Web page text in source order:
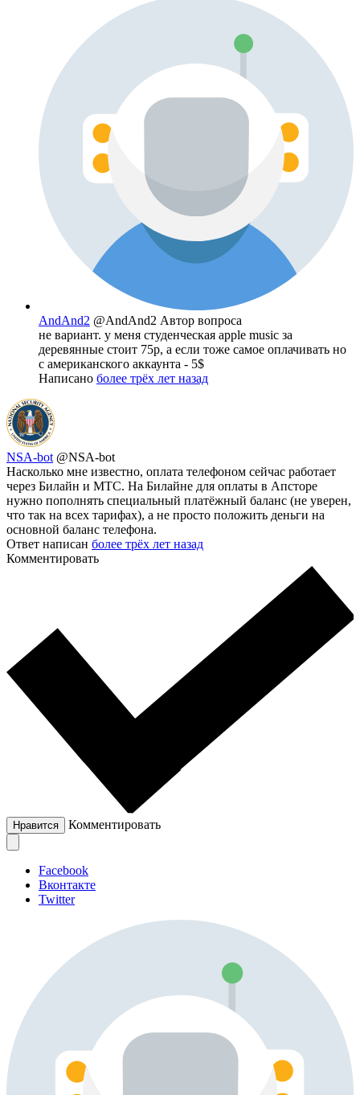
AndAnd2 @AndAnd2 Автор вопроса
не вариант. у меня студенческая apple music за
деревянные стоит 75р, а если тоже самое оплачивать но
с американского аккаунта - 5$
Написано более трёх лет назад
NSA-bot @NSA-bot
Насколько мне известно, оплата телефоном сейчас работает
через Билайн и МТС. На Билайне для оплаты в Апсторе
нужно пополнять специальный платёжный баланс (не уверен,
что так на всех тарифах), а не просто положить деньги на
основной баланс телефона.
Ответ написан более трёх лет назад
Комментировать
Нравится Комментировать
Facebook
Вконтакте
Twitter